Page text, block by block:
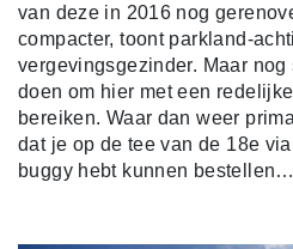
van deze in 2016 nog
compacter, toont parkland-
vergevingsgezinder. Maar
doen om hier met een
bereiken. Waar dan weer
dat je op de tee van de 18e
buggy hebt kunnen bestellen…